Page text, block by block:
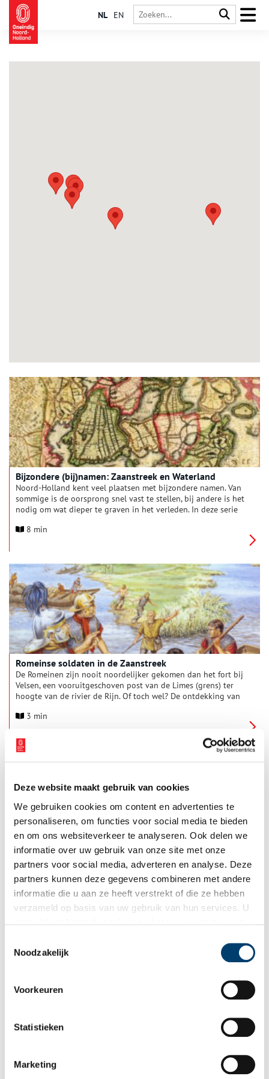
Deze website maakt gebruik van cookies
We gebruiken cookies om content en advertenties te
personaliseren, om functies voor social media te bieden
en om ons websiteverkeer te analyseren. Ook delen we
informatie over uw gebruik van onze site met onze
partners voor social media, adverteren en analyse. Deze
partners kunnen deze gegevens combineren met andere
informatie die u aan ze heeft verstrekt of die ze hebben
verzameld op basis van uw gebruik van hun services. U
Noodzakelijk
Voorkeuren
Statistieken
Marketing
NL EN
Krommenie
Bijzondere (bij)namen: Zaanstreek en Waterland
Noord-Holland kent veel plaatsen met bijzondere namen. Van
sommige is de oorsprong snel vast te stellen, bij andere is het
nodig om wat dieper te graven in het verleden. In deze serie
onze provincie, om achter de herkomst van de lokale
8 min
Romeinse soldaten in de Zaanstreek
De Romeinen zijn nooit noordelijker gekomen dan het fort bij
Velsen, een vooruitgeschoven post van de Limes (grens) ter
hoogte van de rivier de Rijn. Of toch wel? De ontdekking van
Krommenie wijst op de aanwezigheid van Romeinse soldaten
3 min
Met Jan Feith door de Zaanstreek (1933)
Deze zomer neemt Jan Feith je mee op reis door onze
provincie. Zijn historische teksten uit het album ‘Zwerftochten
door ons land: Noord-Holland’ (1933) geven een beeld van
zonnige duinen, drukke pleinen en pittoreske polders. Deze
week: ‘Langs de Zaanstreek’.
Forbo Flooring: Schotse uitvinding wordt door ‘de Lum’
Aan het eind van de negentiende eeuw loopt de vraag naar
lijnolie en zeildoek sterk terug. De opmars van petroleum als